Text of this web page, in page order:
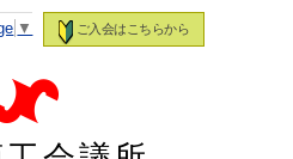
ご入会はこちらから
▼